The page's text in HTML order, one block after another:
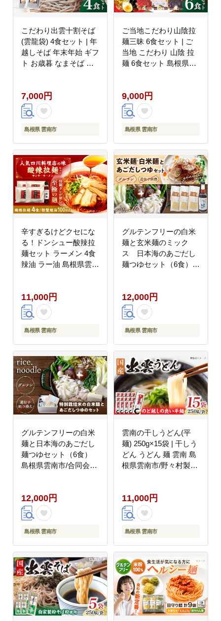
こだわり出雲十割そば
(雲龍袋) 4食セット | 年
越しそば 年末年始 ギフ
ト お歳暮 なまそば 島
7,000円
島根県 雲南市
ご当地こだわり山陰拉
麺三昧 6食セット | ご
当地 こだわり 山陰 拉
麺 6食セット 島根県雲
9,000円
島根県 雲南市
辛すぎるけどクセにな
る！ドンシュー酸辣拉
麺セット ラーメン 4食
辣油 ラー油 島根県雲南
11,000円
島根県 雲南市
グルテンフリーの白米
麺と玄米麺のミック
ス 日本海のあごだし
麺つゆセット（6食）
12,000円
島根県 雲南市
グルテンフリーの白米
麺と日本海のあごだし
麺つゆセット（6食）
島根県雲南市/合同会
12,000円
島根県 雲南市
雲南の干しうどん(平
麺) 250g×15袋 | 干しう
どん うどん 麺 雲南 島
根県雲南市/野々村製粉
11,000円
島根県 雲南市